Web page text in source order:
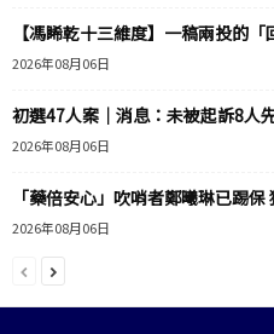
【馮睎乾十三維度】一稿兩投的
2026年08月06日
初選47人案｜消息：未被起訴8人
2026年08月06日
「藥倍安心」吹哨者鄭曦琳已踢
2026年08月06日